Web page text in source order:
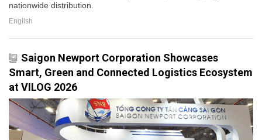
nationwide distribution.
English
Saigon Newport Corporation Showcases
Smart, Green and Connected Logistics Ecosystem
at VILOG 2026